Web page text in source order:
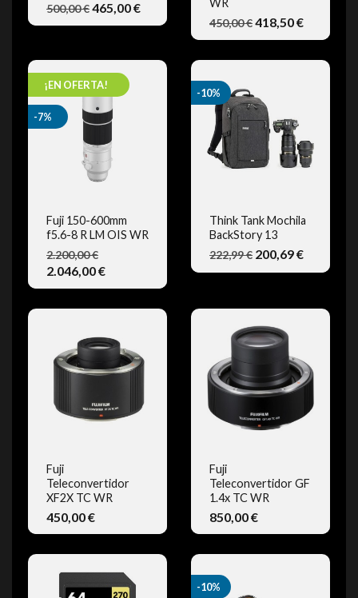
VISTA RÁPIDA
500,00 €465,00 €
WR
450,00 €418,50 €
Fuji 150-600mm
f5.6-8 R LM OIS WR
2.200,00 €
2.046,00 €
¡EN OFERTA!
-7%
Think Tank Mochila
BackStory 13
222,99 € 200,69 €
-10%
VISTA RÁPIDA
Fuji
Teleconvertidor
XF2X TC WR
450,00 €
VISTA RÁPIDA
Fuji
Teleconvertidor GF
1.4x TC WR
850,00 €
-10%